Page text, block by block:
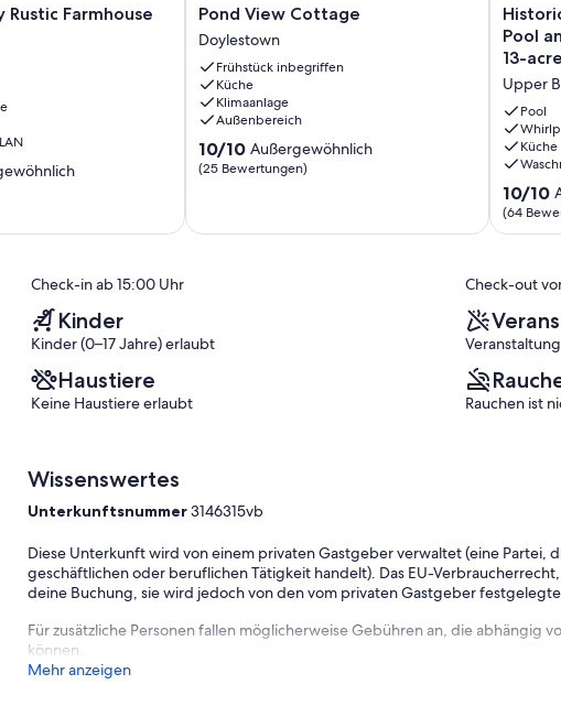
Rustic Farmhouse
Pond
View
Cottage
Doylestown
Pond View Cottage
Doylestown
Frühstück inbegriffen
Küche
Klimaanlage
Außenbereich
10.0
von
10/10 Außergewöhnlich
(25 Bewertungen)
Historic
Stone
Pool
and
Wood-
Fired
Hot
Tub
on
13-
Upper
Black
Eddy
Pool
13-
Upper
Pool
Küche
10.0
von
10,
10/10
(64
Check-in ab 15:00 Uhr Check-out
Kinder
Kinder (0–17 Jahre) erlaubt
Haustiere
Keine Haustiere erlaubt Rauchen ist
Wissenswertes
Unterkunftsnummer3146315vb
Diese Unterkunft wird von einem privaten Gastgeber verwaltet (eine Partei,
geschäftlichen oder beruflichen Tätigkeit handelt). Das EU-
deine Buchung, sie wird jedoch von den vom privaten Gastgeber
Für zusätzliche Personen fallen möglicherweise Gebühren an, die abhängig
können.
Mehr anzeigen